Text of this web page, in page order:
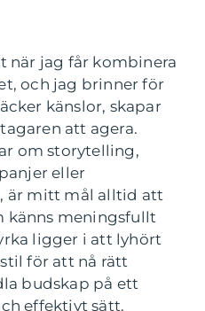
när jag får kombinera
och jag brinner för
känslor, skapar
att agera.
om storytelling,
eller
är mitt mål alltid att
känns meningsfullt
ligger i att lyhört
för att nå rätt
budskap på ett
effektivt sätt.